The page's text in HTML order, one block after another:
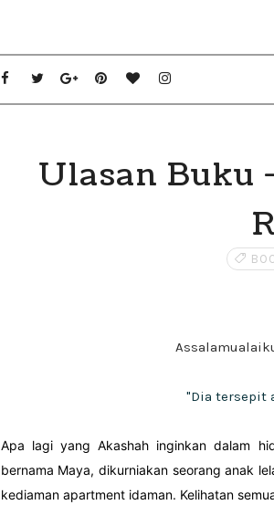
Ulasan Buku
"Dia tersepit
Apa lagi yang Akashah inginkan dalam
bernama Maya, dikurniakan seorang anak
kediaman apartment idaman. Kelihatan